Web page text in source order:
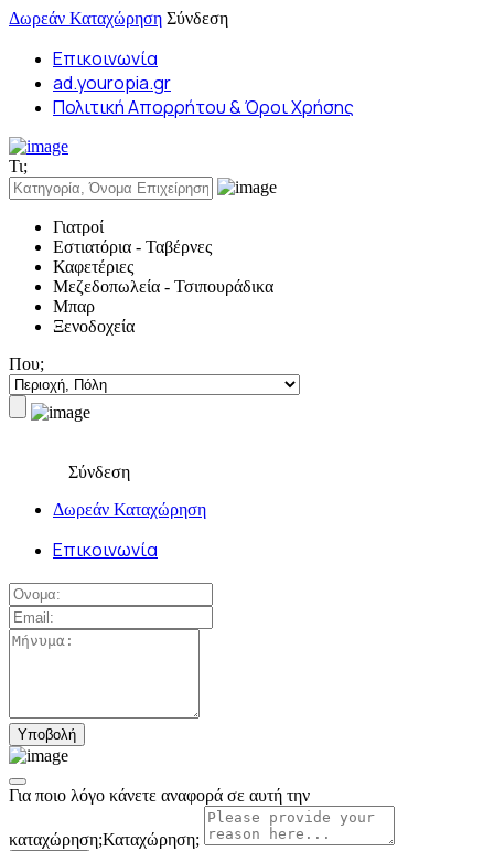
Δωρεάν Καταχώρηση Σύνδεση
Επικοινωνία
ad.youropia.gr
Πολιτική Απορρήτου & Όροι Χρήσης
Τι;
Γιατροί
Εστιατόρια - Ταβέρνες
Καφετέριες
Μεζεδοπωλεία - Τσιπουράδικα
Μπαρ
Ξενοδοχεία
Που;
Σύνδεση
Δωρεάν Καταχώρηση
Επικοινωνία
Για ποιο λόγο κάνετε αναφορά σε αυτή την
καταχώρηση;Καταχώρηση;